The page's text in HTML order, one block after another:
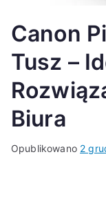
Canon
Tusz –
Biura
Opublikowano 2